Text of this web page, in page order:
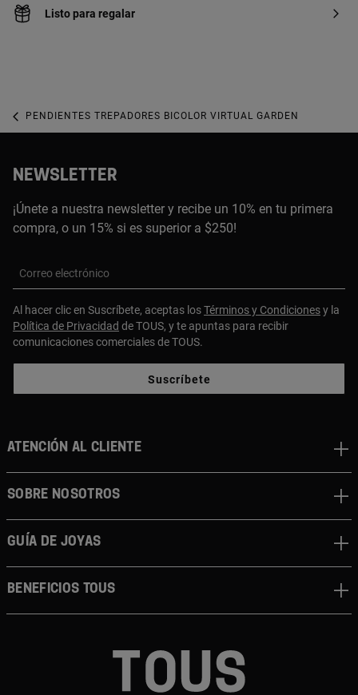
Listo para regalar
PENDIENTES TREPADORES BICOLOR VIRTUAL GARDEN
NEWSLETTER
¡Únete a nuestra newsletter y recibe un 10% en tu primera
compra, o un 15% si es superior a $250!
Correo electrónico
Al hacer clic en Suscríbete, aceptas losTérminos y Condicionesy la
Política de Privacidad de TOUS, y te apuntas para recibir
comunicaciones comerciales de TOUS.
Suscríbete
ATENCIÓN AL CLIENTE
SOBRE NOSOTROS
GUÍA DE JOYAS
BENEFICIOS TOUS